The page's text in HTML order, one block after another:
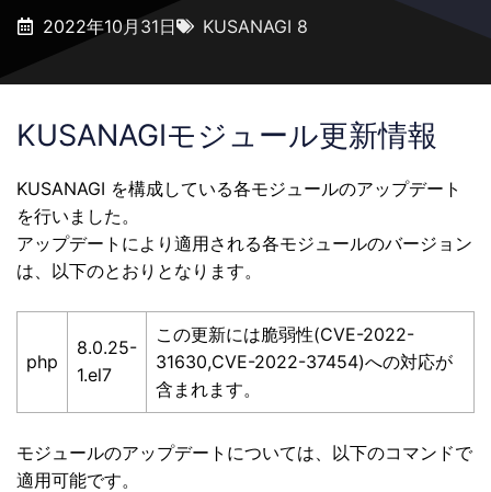
2022年10月31日 KUSANAGI 8
KUSANAGIモジュール更新情報
KUSANAGI を構成している各モジュールのアップデート
を行いました。
アップデートにより適用される各モジュールのバージョン
は、以下のとおりとなります。
php
8.0.25-
1.el7
この更新には脆弱性(CVE-2022-
31630,CVE-2022-37454)への対応が
含まれます。
モジュールのアップデートについては、以下のコマンドで
適用可能です。